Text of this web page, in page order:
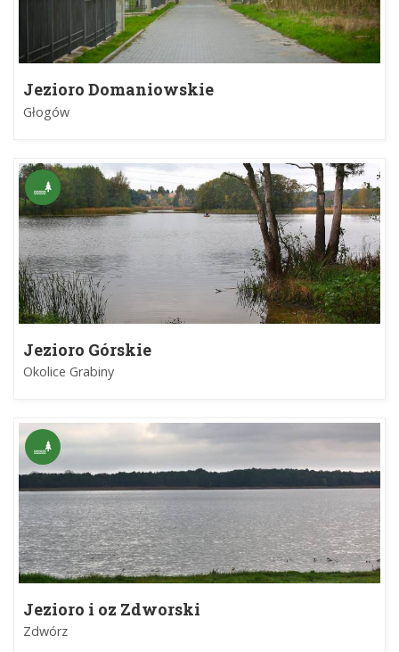
Jezioro Domaniowskie
Głogów
Jezioro Górskie
Okolice Grabiny
Jezioro i oz Zdworski
Zdwórz